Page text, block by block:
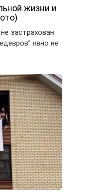
жизни и
застрахован
явно не